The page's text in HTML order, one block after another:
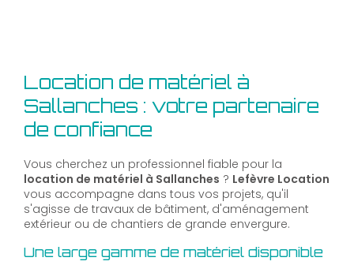
Location de matériel à
Sallanches : votre partenaire
de confiance
Vous cherchez un professionnel fiable pour la
location de matériel à Sallanches ? Lefèvre Location
vous accompagne dans tous vos projets, qu'il
s'agisse de travaux de bâtiment, d'aménagement
extérieur ou de chantiers de grande envergure.
Une large gamme de matériel disponible